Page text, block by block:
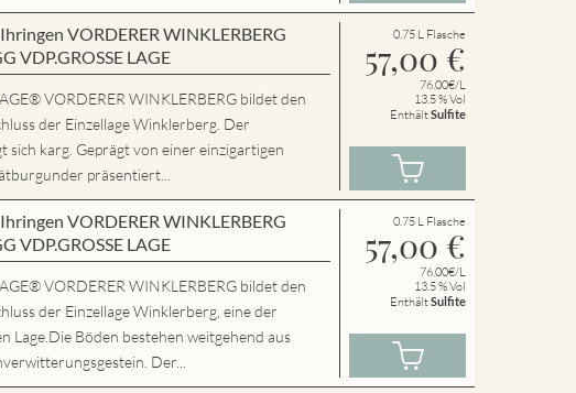
VORDERER WINKLERBERG
VDP.GROSSE LAGE
VORDERER WINKLERBERG bildet den
der Einzellage Winklerberg. Der
sich karg. Geprägt von einer einzigartigen
präsentiert...
0.75 L Flasche
57,00 €
76.00€/L
13.5 % Vol
EnthältSulfite
VORDERER WINKLERBERG
VDP.GROSSE LAGE
VORDERER WINKLERBERG bildet den
der Einzellage Winklerberg, eine der
Lage.Die Böden bestehen weitgehend aus
Der...
0.75 L Flasche
57,00 €
76.00€/L
13.5 % Vol
EnthältSulfite